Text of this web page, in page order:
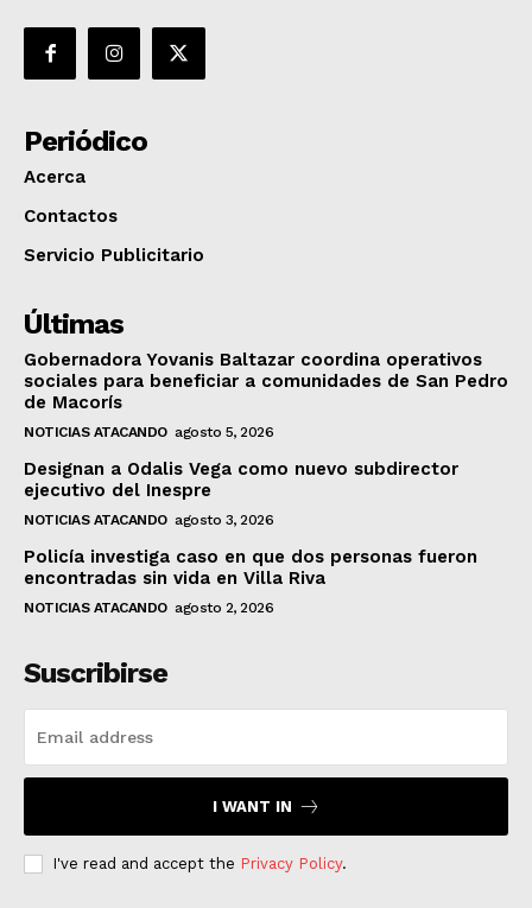
Periódico
Acerca
Contactos
Servicio Publicitario
Últimas
Gobernadora Yovanis Baltazar coordina operativos
sociales para beneficiar a comunidades de San Pedro
de Macorís
NOTICIAS ATACANDO agosto 5, 2026
Designan a Odalis Vega como nuevo subdirector
ejecutivo del Inespre
NOTICIAS ATACANDO agosto 3, 2026
Policía investiga caso en que dos personas fueron
encontradas sin vida en Villa Riva
NOTICIAS ATACANDO agosto 2, 2026
Suscribirse
I WANT IN
I've read and accept the Privacy Policy.